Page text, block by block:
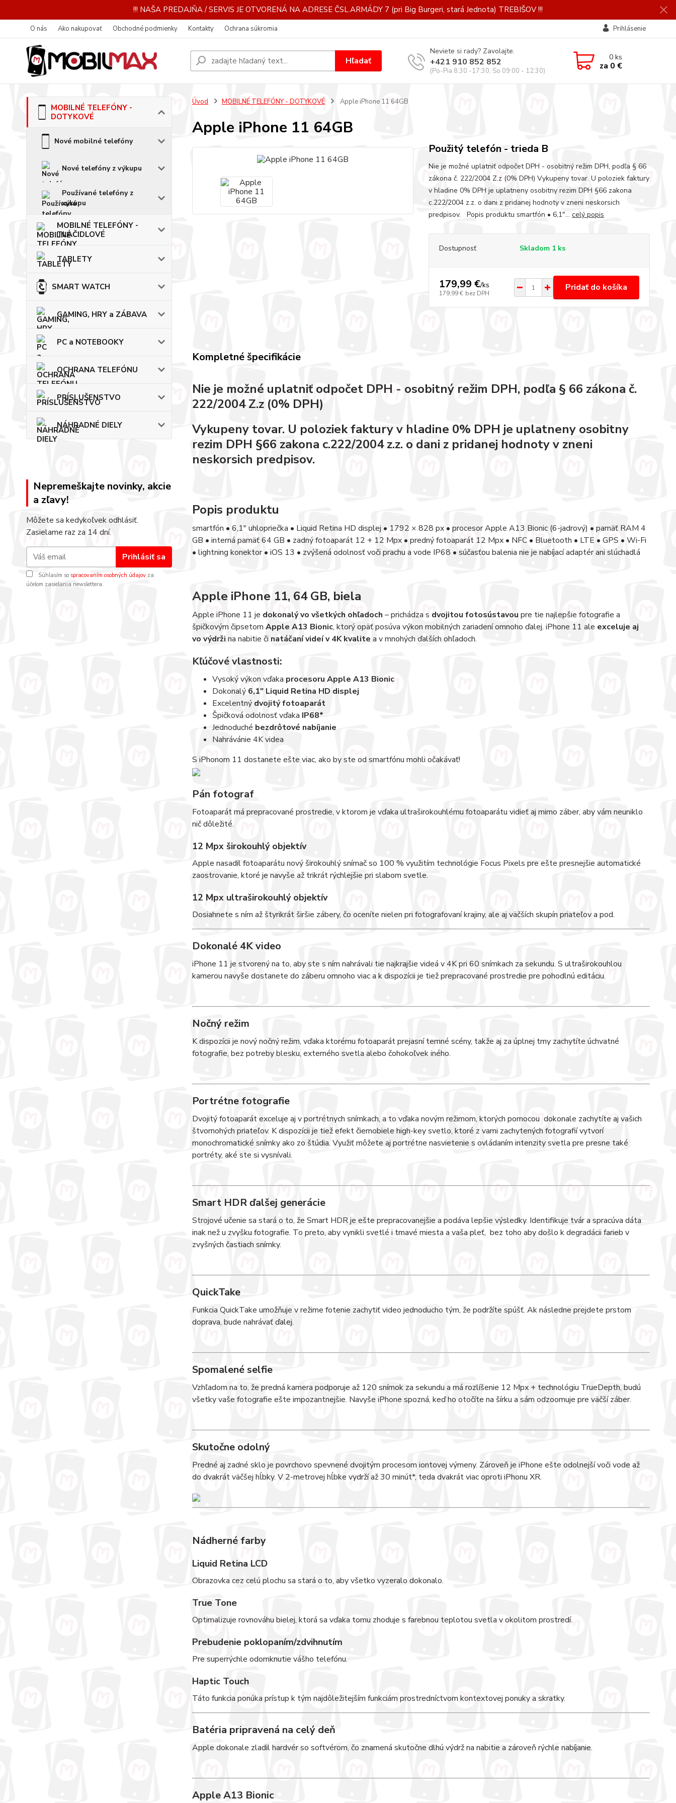
!!! NAŠA PREDAJŇA / SERVIS JE OTVORENÁ NA ADRESE ČSL.ARMÁDY 7 (pri Big Burgeri, stará Jednota) TREBIŠOV !!!
O nás Ako nakupovať Obchodné podmienky Kontakty Ochrana súkromia Prihlásenie
Hľadať
Neviete si rady? Zavolajte.
+421 910 852 852
(Po-Pia 8:30 -17:30, So 09:00 - 12:30)
0ks
za 0 €
MOBILNÉ TELEFÓNY -
DOTYKOVÉ
Nové mobilné telefóny
Nové telefóny z výkupu
Používané telefóny z
výkupu
MOBILNÉ TELEFÓNY -
TLAČIDLOVÉ
TABLETY
SMART WATCH
GAMING, HRY a ZÁBAVA
PC a NOTEBOOKY
OCHRANA TELEFÓNU
PRÍSLUŠENSTVO
NÁHRADNÉ DIELY
Nepremeškajte novinky, akcie
a zľavy!
Môžete sa kedykoľvek odhlásiť.
Zasielame raz za 14 dní.
Prihlásiť sa
Súhlasím so spracovaním osobných údajov za
účelom zasielania newslettera.
Úvod MOBILNÉ TELEFÓNY - DOTYKOVÉ Apple iPhone 11 64GB
Apple iPhone 11 64GB
Použitý telefón - trieda B
Nie je možné uplatniť odpočet DPH - osobitný režim DPH, podľa § 66
zákona č. 222/2004 Z.z (0% DPH) Vykupeny tovar. U poloziek faktury
v hladine 0% DPH je uplatneny osobitny rezim DPH §66 zakona
c.222/2004 z.z. o dani z pridanej hodnoty v zneni neskorsich
predpisov. Popis produktu smartfón • 6,1"... celý popis
Dostupnosť Skladom 1 ks
179,99 €/ks
179,99 € bez DPH
Pridať do košíka
Kompletné špecifikácie
Nie je možné uplatniť odpočet DPH - osobitný režim DPH, podľa § 66 zákona č.
222/2004 Z.z (0% DPH)
Vykupeny tovar. U poloziek faktury v hladine 0% DPH je uplatneny osobitny
rezim DPH §66 zakona c.222/2004 z.z. o dani z pridanej hodnoty v zneni
neskorsich predpisov.
Popis produktu
smartfón • 6,1" uhlopriečka • Liquid Retina HD displej • 1792 × 828 px • procesor Apple A13 Bionic (6-jadrový) • pamäť RAM 4
GB • interná pamäť 64 GB • zadný fotoaparát 12 + 12 Mpx • predný fotoaparát 12 Mpx • NFC • Bluetooth • LTE • GPS • Wi-Fi
• lightning konektor • iOS 13 • zvýšená odolnosť voči prachu a vode IP68 • súčasťou balenia nie je nabíjací adaptér ani slúchadlá
Apple iPhone 11, 64 GB, biela
Apple iPhone 11 je dokonalý vo všetkých ohľadoch – prichádza s dvojitou fotosústavou pre tie najlepšie fotografie a
špičkovým čipsetom Apple A13 Bionic, ktorý opäť posúva výkon mobilných zariadení omnoho ďalej. iPhone 11 ale exceluje aj
vo výdrži na nabitie či natáčaní videí v 4K kvalite a v mnohých ďalších ohľadoch.
Kľúčové vlastnosti:
Vysoký výkon vďaka procesoru Apple A13 Bionic
Dokonalý 6,1" Liquid Retina HD displej
Excelentný dvojitý fotoaparát
Špičková odolnosť vďaka IP68*
Jednoduché bezdrôtové nabíjanie
Nahrávánie 4K videa
S iPhonom 11 dostanete ešte viac, ako by ste od smartfónu mohli očakávať!
Pán fotograf
Fotoaparát má prepracované prostredie, v ktorom je vďaka ultraširokouhlému fotoaparátu vidieť aj mimo záber, aby vám neuniklo
nič dôležité.
12 Mpx širokouhlý objektív
Apple nasadil fotoaparátu nový širokouhlý snímač so 100 % využitím technológie Focus Pixels pre ešte presnejšie automatické
zaostrovanie, ktoré je navyše až trikrát rýchlejšie pri slabom svetle.
12 Mpx ultraširokouhlý objektív
Dosiahnete s ním až štyrikrát širšie zábery, čo oceníte nielen pri fotografovaní krajiny, ale aj väčších skupín priateľov a pod.
Dokonalé 4K video
iPhone 11 je stvorený na to, aby ste s ním nahrávali tie najkrajšie videá v 4K pri 60 snímkach za sekundu. S ultraširokouhlou
kamerou navyše dostanete do záberu omnoho viac a k dispozícii je tiež prepracované prostredie pre pohodlnú editáciu.
Nočný režim
K dispozícii je nový nočný režim, vďaka ktorému fotoaparát prejasní temné scény, takže aj za úplnej tmy zachytíte úchvatné
fotografie, bez potreby blesku, externého svetla alebo čohokoľvek iného.
Portrétne fotografie
Dvojitý fotoaparát exceluje aj v portrétnych snímkach, a to vďaka novým režimom, ktorých pomocou dokonale zachytíte aj vašich
štvornohých priateľov. K dispozícii je tiež efekt čiernobiele high-key svetlo, ktoré z vami zachytených fotografií vytvorí
monochromatické snímky ako zo štúdia. Využiť môžete aj portrétne nasvietenie s ovládaním intenzity svetla pre presne také
portréty, aké ste si vysnívali.
Smart HDR ďalšej generácie
Strojové učenie sa stará o to, že Smart HDR je ešte prepracovanejšie a podáva lepšie výsledky. Identifikuje tvár a spracúva dáta
inak než u zvyšku fotografie. To preto, aby vynikli svetlé i tmavé miesta a vaša pleť, bez toho aby došlo k degradácii farieb v
zvyšných častiach snímky.
QuickTake
Funkcia QuickTake umožňuje v režime fotenie zachytiť video jednoducho tým, že podržíte spúšť. Ak následne prejdete prstom
doprava, bude nahrávať ďalej.
Spomalené selfie
Vzhľadom na to, že predná kamera podporuje až 120 snímok za sekundu a má rozlíšenie 12 Mpx + technológiu TrueDepth, budú
všetky vaše fotografie ešte impozantnejšie. Navyše iPhone spozná, keď ho otočíte na šírku a sám odzoomuje pre väčší záber.
Skutočne odolný
Predné aj zadné sklo je povrchovo spevnené dvojitým procesom iontovej výmeny. Zároveň je iPhone ešte odolnejší voči vode až
do dvakrát väčšej hĺbky. V 2-metrovej hĺbke vydrží až 30 minút*, teda dvakrát viac oproti iPhonu XR.
Nádherné farby
Liquid Retina LCD
Obrazovka cez celú plochu sa stará o to, aby všetko vyzeralo dokonalo.
True Tone
Optimalizuje rovnováhu bielej, ktorá sa vďaka tomu zhoduje s farebnou teplotou svetla v okolitom prostredí.
Prebudenie poklopaním/zdvihnutím
Pre superrýchle odomknutie vášho telefónu.
Haptic Touch
Táto funkcia ponúka prístup k tým najdôležitejším funkciám prostredníctvom kontextovej ponuky a skratky.
Batéria pripravená na celý deň
Apple dokonale zladil hardvér so softvérom, čo znamená skutočne dlhú výdrž na nabitie a zároveň rýchle nabíjanie.
Apple A13 Bionic